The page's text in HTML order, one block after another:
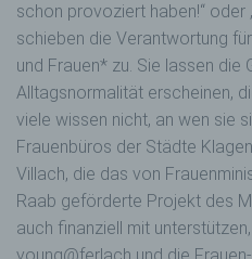
schon provoziert haben!“ oder
schieben die Verantwortung
und Frauen* zu. Sie lassen die
Alltagsnormalität erscheinen,
viele wissen nicht, an wen sie
Frauenbüros der Städte
Villach, die das von
Raab geförderte Projekt des
auch finanziell mit